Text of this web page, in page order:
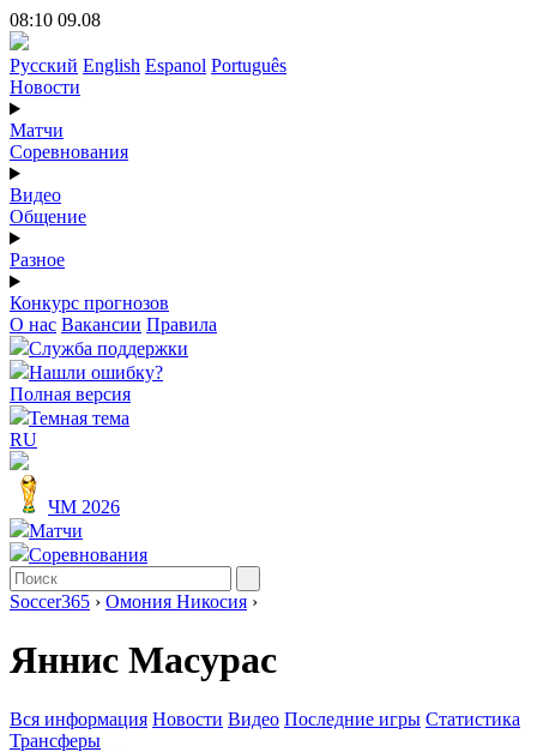
08:10 09.08
Русский English Espanol Português
Новости
Матчи
Соревнования
Видео
Общение
Разное
Конкурс прогнозов
О нас Вакансии Правила
Служба поддержки
Нашли ошибку?
Полная версия
Темная тема
RU
ЧМ 2026
Матчи
Соревнования
Soccer365 › Омония Никосия ›
Яннис Масурас
Вся информация Новости Видео Последние игры Статистика
Трансферы